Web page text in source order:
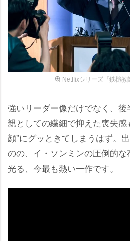
Netflixシリーズ『鉄槌教
強いリーダー像だけでなく、
親としての繊細で抑えた喪失
顔”にグッときてしまうはず。
のの、イ・ソンミンの圧倒的
光る、今最も熱い一作です。